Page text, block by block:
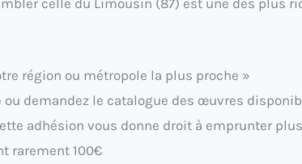
celle du Limousin (87) est une des plus
région ou métropole la plus proche »
demandez le catalogue des œuvres
adhésion vous donne droit à emprunter
rarement 100€